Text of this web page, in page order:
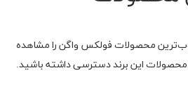
محصولات فولکس واگن را مشاهده
این برند دسترسی داشته باشید.